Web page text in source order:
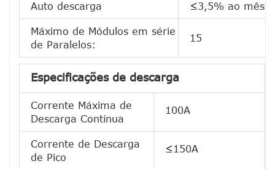
Auto descarga ≤3,5% ao mês
Máximo de Módulos em série
de Paralelos:
15
Especificações de descarga
Corrente Máxima de
Descarga Contínua
100A
Corrente de Descarga
de Pico
≤150A